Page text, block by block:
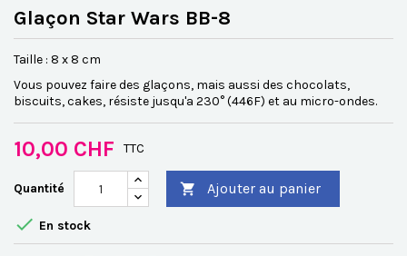
Glaçon Star Wars BB-8
Taille : 8 x 8 cm
Vous pouvez faire des glaçons, mais aussi des chocolats,
biscuits, cakes, résiste jusqu'a 230° (446F) et au micro-ondes.
10,00 CHF TTC
Quantité  Ajouter au panier
 En stock